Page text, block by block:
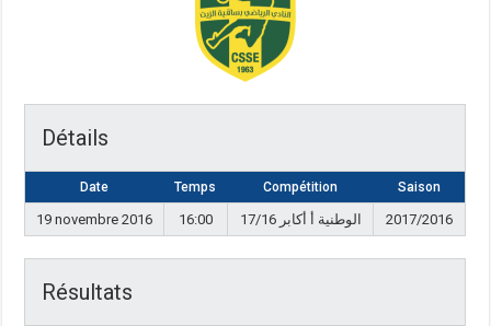
Détails
Date Temps Compétition Saison
19 novembre 2016 16:00 17/16 الوطنية أ أكابر 2017/2016
Résultats